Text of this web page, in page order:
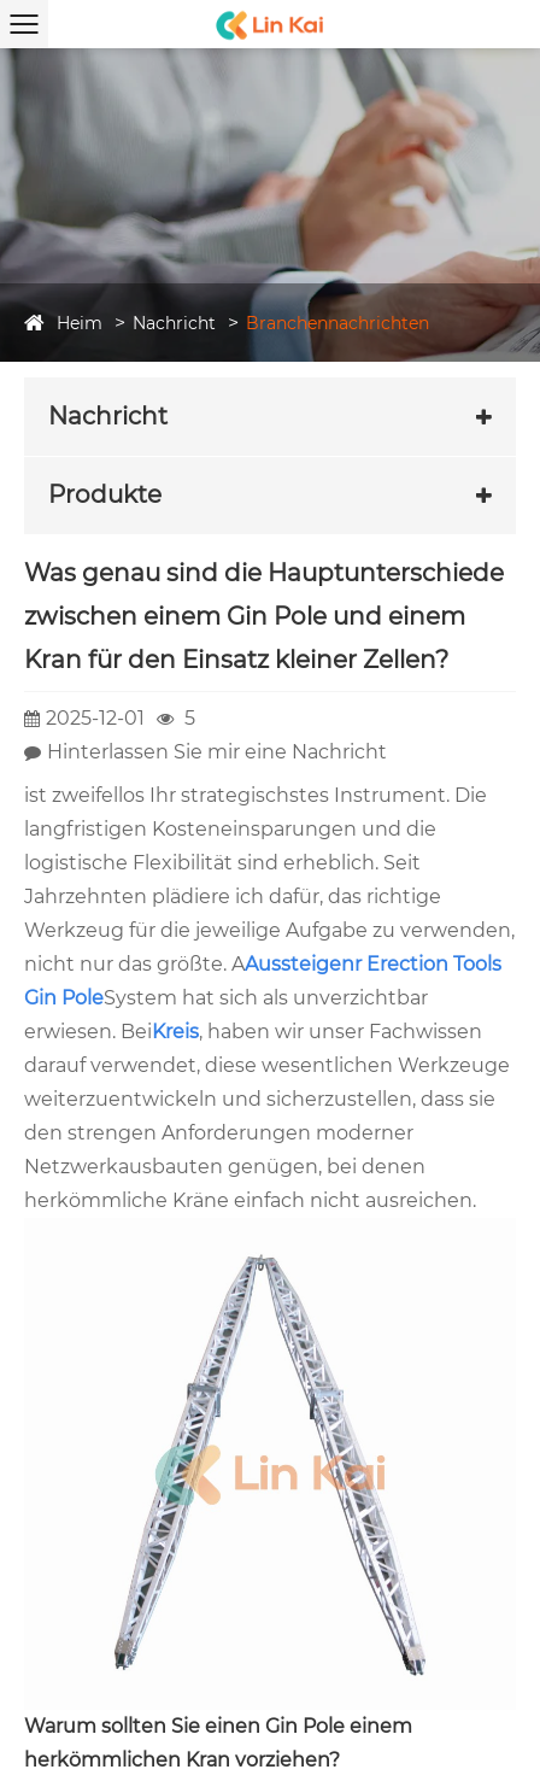
Heim Nachricht Branchennachrichten
Nachricht
Produkte
Was genau sind die Hauptunterschiede
zwischen einem Gin Pole und einem
Kran für den Einsatz kleiner Zellen?
2025-12-01
5
Hinterlassen Sie mir eine Nachricht
ist zweifellos Ihr strategischstes Instrument. Die
langfristigen Kosteneinsparungen und die
logistische Flexibilität sind erheblich. Seit
Jahrzehnten plädiere ich dafür, das richtige
Werkzeug für die jeweilige Aufgabe zu verwenden,
nicht nur das größte. AAussteigenr Erection Tools
Gin PoleSystem hat sich als unverzichtbar
erwiesen. BeiKreis, haben wir unser Fachwissen
darauf verwendet, diese wesentlichen Werkzeuge
weiterzuentwickeln und sicherzustellen, dass sie
den strengen Anforderungen moderner
Netzwerkausbauten genügen, bei denen
herkömmliche Kräne einfach nicht ausreichen.
Warum sollten Sie einen Gin Pole einem
herkömmlichen Kran vorziehen?